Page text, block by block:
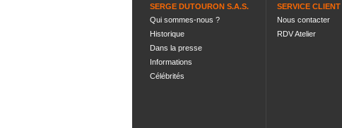
SERGE DUTOURON S.A.S.
Qui sommes-nous ?
Historique
Dans la presse
Informations
Célébrités
SERVICE CLIENT
Nous contacter
RDV Atelier